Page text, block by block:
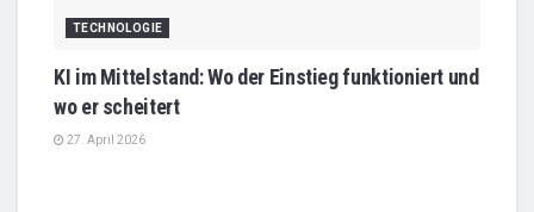
TECHNOLOGIE
KI im Mittelstand: Wo der Einstieg funktioniert und
wo er scheitert
27. April 2026